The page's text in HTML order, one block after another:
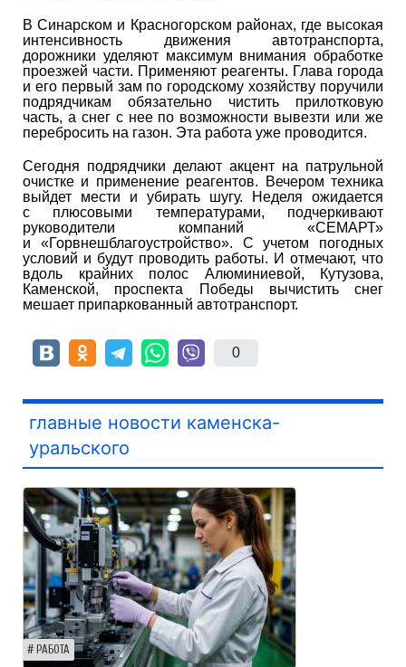
В Синарском и Красногорском районах, где высокая
интенсивность движения автотранспорта,
дорожники уделяют максимум внимания обработке
проезжей части. Применяют реагенты. Глава города
и его первый зам по городскому хозяйству поручили
подрядчикам обязательно чистить прилотковую
часть, а снег с нее по возможности вывезти или же
перебросить на газон. Эта работа уже проводится.
Сегодня подрядчики делают акцент на патрульной
очистке и применение реагентов. Вечером техника
выйдет мести и убирать шугу. Неделя ожидается
с плюсовыми температурами, подчеркивают
руководители компаний «СЕМАРТ»
и «Горвнешблагоустройство». С учетом погодных
условий и будут проводить работы. И отмечают, что
вдоль крайних полос Алюминиевой, Кутузова,
Каменской, проспекта Победы вычистить снег
мешает припаркованный автотранспорт.
0
главные новости каменска-
уральского
РАБОТА